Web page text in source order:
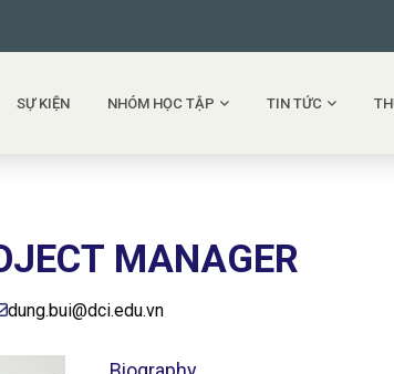
SỰ KIỆN NHÓM HỌC TẬP TIN TỨC
MANAGER
dung.bui@dci.edu.vn